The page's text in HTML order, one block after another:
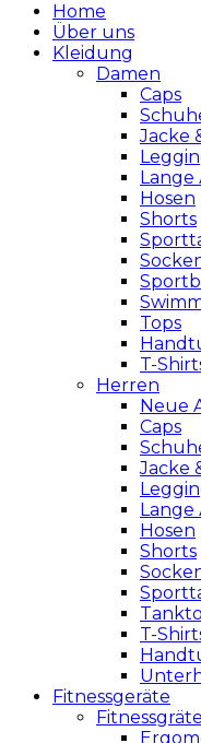
Home
Über uns
Kleidung
Damen
Caps
Jacke
Lange
Hosen
Shorts
Tops
T-
Herren
Neue
Caps
Jacke
Lange
Hosen
Shorts
T-
Fitnessgeräte
Fitnessgräte